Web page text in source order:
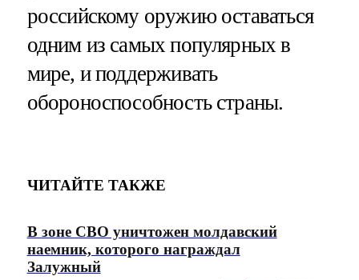
российскому оружию оставаться
одним из самых популярных в
мире, и поддерживать
обороноспособность страны.
ЧИТАЙТЕ ТАКЖЕ
В зоне СВО уничтожен молдавский
наемник, которого награждал
Залужный